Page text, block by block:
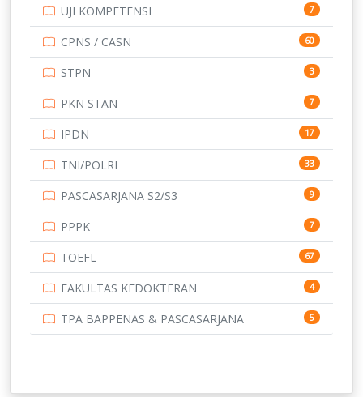
UJI KOMPETENSI 7
CPNS / CASN 60
STPN 3
PKN STAN 7
IPDN 17
TNI/POLRI 33
PASCASARJANA S2/S3 9
PPPK 7
TOEFL 67
FAKULTAS KEDOKTERAN 4
TPA BAPPENAS & PASCASARJANA 5